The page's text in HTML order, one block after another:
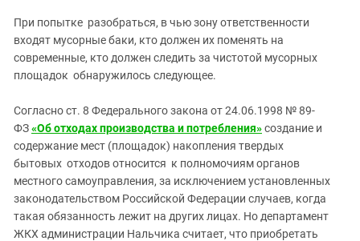
Южная Осетия
Южный Кавказ
ЮФО
При попытке разобраться, в чью зону ответственности
входят мусорные баки, кто должен их поменять на
современные, кто должен следить за чистотой мусорных
площадок обнаружилось следующее.
Согласно ст. 8 Федерального закона от 24.06.1998 № 89-
ФЗ«Об отходах производства и потребления»создание и
содержание мест (площадок) накопления твердых
бытовых отходов относится к полномочиям органов
местного самоуправления, за исключением установленных
законодательством Российской Федерации случаев, когда
такая обязанность лежит на других лицах. Но департамент
ЖКХ администрации Нальчика считает, что приобретать